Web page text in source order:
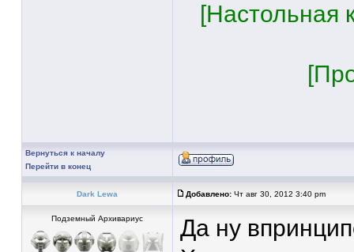
[Настольная
Вернуться к началу
Перейти в конец
Dark Lewa Добавлено: Чт авг 30, 2012 3:40 pm
Подземный Архивариус
Да ну